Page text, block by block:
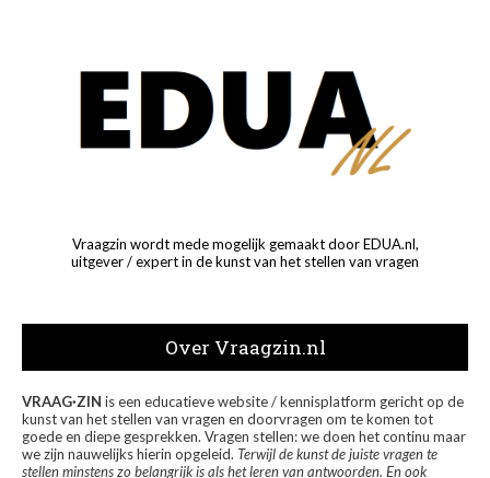
Vraagzin wordt mede mogelijk gemaakt door EDUA.nl,
uitgever / expert in de kunst van het stellen van vragen
Over Vraagzin.nl
VRAAG·ZIN is een educatieve website / kennisplatform gericht op de
kunst van het stellen van vragen en doorvragen om te komen tot
goede en diepe gesprekken. Vragen stellen: we doen het continu maar
we zijn nauwelijks hierin opgeleid. Terwijl de kunst de juiste vragen te
stellen minstens zo belangrijk is als het leren van antwoorden. En ook